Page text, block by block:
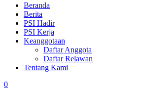
Beranda
Berita
PSI Hadir
PSI Kerja
Keanggotaan
Daftar Anggota
Daftar Relawan
Tentang Kami
0